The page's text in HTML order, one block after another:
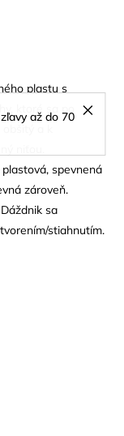
až do 70
plastu s
ktoré sa po
a k
niťou.
spevnená
zároveň.
sa
stiahnutím.